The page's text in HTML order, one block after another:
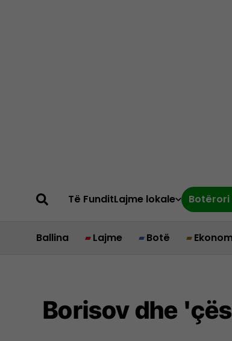
Të FunditLajme lokale Botërori
Ballina Lajme Botë
Borisov dhe